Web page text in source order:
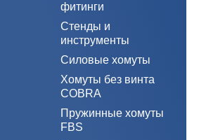
фитинги
Стенды и
инструменты
Силовые хомуты
Хомуты без винта
COBRA
Пружинные хомуты
FBS